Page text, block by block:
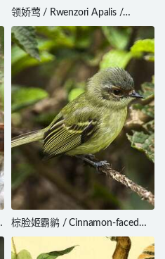
领娇莺 / Rwenzori Apalis /
Oreolais ruwenzorii
棕脸姬霸鹟 / Cinnamon-faced
Tyrannulet / Phylloscartes parkeri